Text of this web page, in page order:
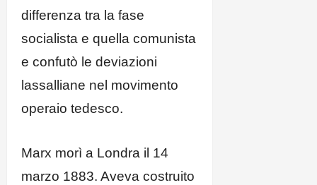
differenza tra la fase
socialista e quella comunista
e confutò le deviazioni
lassalliane nel movimento
operaio tedesco.
Marx morì a Londra il 14
marzo 1883. Aveva costruito